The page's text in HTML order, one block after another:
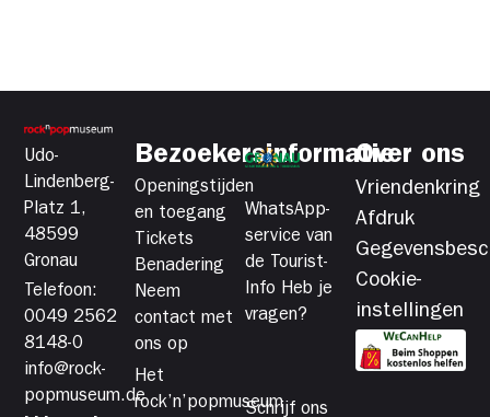
Udo-
Lindenberg-
Platz 1,
48599
Gronau
Telefoon:
0049 2562
8148-0
info@rock-
popmuseum.de
Bezoekersinformatie
Openingstijden
en toegang
Tickets
Benadering
Neem
contact met
ons op
Het
rock’n’popmuseum
WhatsApp-
service van
de Tourist-
Info Heb je
vragen?
Schrijf ons
Over ons
Vriendenkring
Afdruk
Cookie-
instellingen